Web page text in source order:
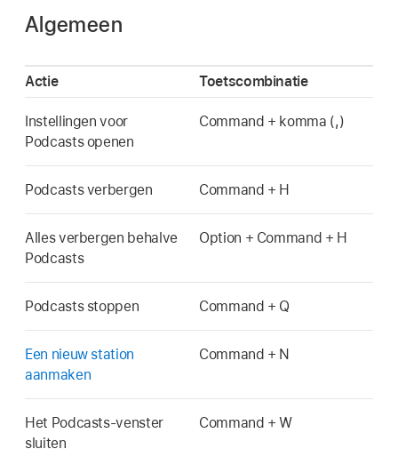
Algemeen
Actie Toetscombinatie
Instellingen voor
Podcasts openen
Command + komma (,)
Podcasts verbergen Command + H
Alles verbergen behalve
Podcasts
Option + Command + H
Podcasts stoppen Command + Q
Een nieuw station
aanmaken
Command + N
Het Podcasts-venster
sluiten
Command + W